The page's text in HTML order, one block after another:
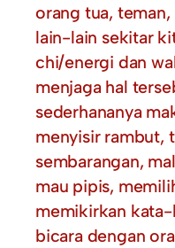
orang tua,
lain-lain sekitar
chi/energi dan
menjaga hal
sederhananya
menyisir rambut,
sembarangan,
mau pipis,
memikirkan
bicara dengan